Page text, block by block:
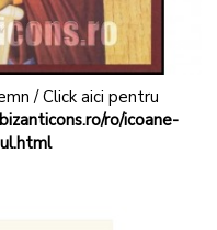
/ Click aici pentru
ro/icoane-